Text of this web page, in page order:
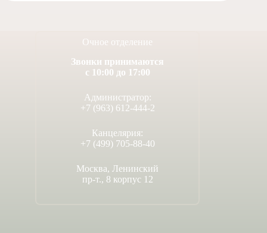
Очное отделение
Звонки принимаются
с 10:00 до 17:00
Администратор:
+7 (963) 612-444-2
Канцелярия:
+7 (499) 705-88-40
Москва, Ленинский
пр-т., 8 корпус 12